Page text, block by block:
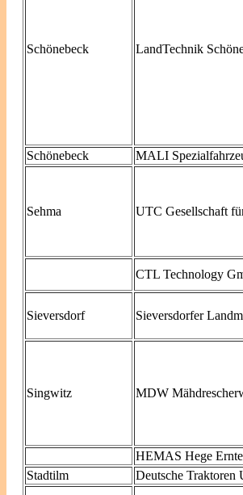
Schönebeck LandTechnik
Schönebeck MALI
Sehma UTC Gesellschaft
CTL Technology
Sieversdorf Sieversdorfer
Singwitz MDW
HEMAS Hege
Stadtilm
Deutsche Traktoren